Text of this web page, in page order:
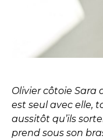
Olivier côtoie Sara
est seul avec elle,
aussitôt qu’ils
prend sous son